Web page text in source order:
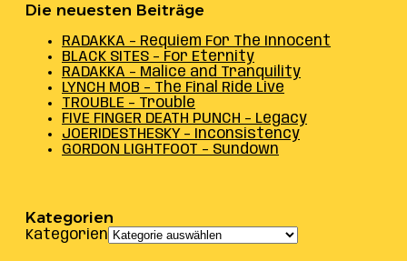
Die neuesten Beiträge
RADAKKA – Requiem For The Innocent
BLACK SITES – For Eternity
RADAKKA – Malice and Tranquility
LYNCH MOB – The Final Ride Live
TROUBLE – Trouble
FIVE FINGER DEATH PUNCH – Legacy
JOERIDESTHESKY – Inconsistency
GORDON LIGHTFOOT – Sundown
Kategorien
Kategorien